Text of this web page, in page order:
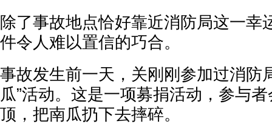
除了事故地点恰好靠近消防局这一幸
件令人难以置信的巧合。
事故发生前一天，关刚刚参加过消防
瓜”活动。这是一项募捐活动，参与
顶，把南瓜扔下去摔碎。